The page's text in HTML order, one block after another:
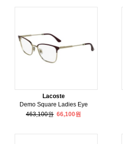
Lacoste
Demo Square Ladies Eye
463,100원 66,100원